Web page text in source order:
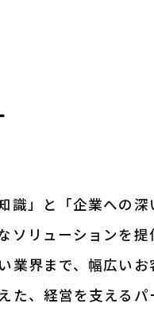
識」と「企業への
ソリューションを提
業界まで、幅広いお
た、経営を支えるパ